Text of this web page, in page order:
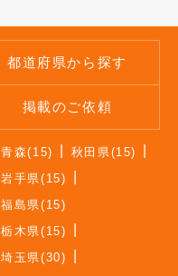
都道府県から探す
掲載のご依頼
青森(15)
秋田県(15)
岩手県(15)
福島県(15)
栃木県(15)
埼玉県(30)